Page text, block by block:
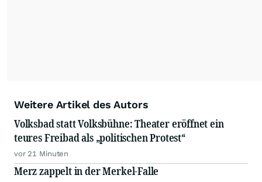
Weitere Artikel des Autors
Volksbad statt Volksbühne: Theater eröffnet ein
teures Freibad als „politischen Protest“
vor 21 Minuten
Merz zappelt in der Merkel-Falle